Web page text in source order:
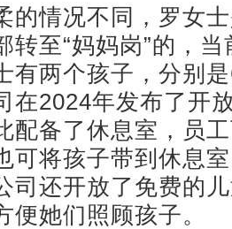
情况不同，罗女士
转至“妈妈岗”的，
有两个孩子，分别
在2024年发布了开
配备了休息室，员
可将孩子带到休息
司还开放了免费的
便她们照顾孩子。